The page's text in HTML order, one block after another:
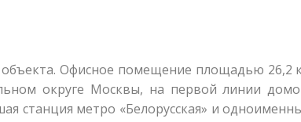
Офисное помещение площадью 26,2
округе Москвы, на первой линии
станция метро «Белорусская» и